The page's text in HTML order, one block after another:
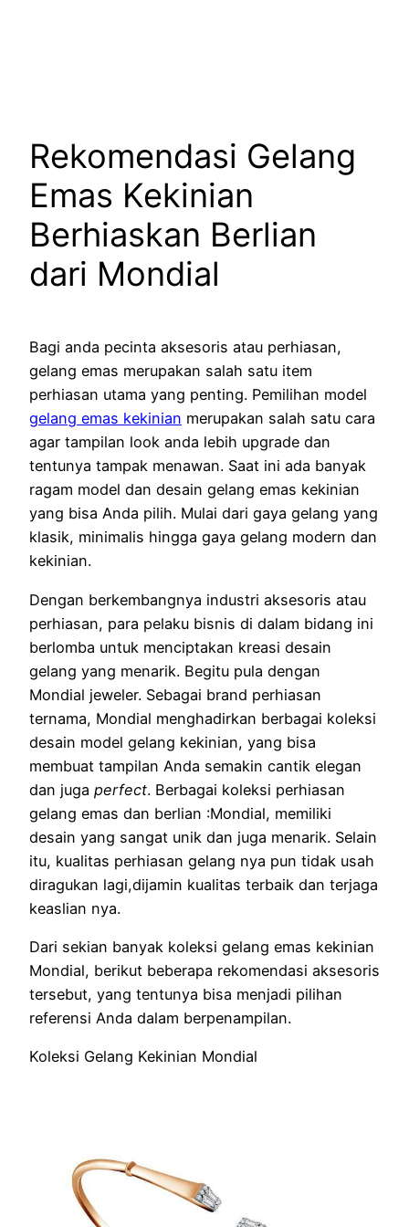
Rekomendasi Gelang
Emas Kekinian
Berhiaskan Berlian
dari Mondial
Bagi anda pecinta aksesoris atau perhiasan,
gelang emas merupakan salah satu item
perhiasan utama yang penting. Pemilihan model
gelang emas kekinian merupakan salah satu cara
agar tampilan look anda lebih upgrade dan
tentunya tampak menawan. Saat ini ada banyak
ragam model dan desain gelang emas kekinian
yang bisa Anda pilih. Mulai dari gaya gelang yang
klasik, minimalis hingga gaya gelang modern dan
kekinian.
Dengan berkembangnya industri aksesoris atau
perhiasan, para pelaku bisnis di dalam bidang ini
berlomba untuk menciptakan kreasi desain
gelang yang menarik. Begitu pula dengan
Mondial jeweler. Sebagai brand perhiasan
ternama, Mondial menghadirkan berbagai koleksi
desain model gelang kekinian, yang bisa
membuat tampilan Anda semakin cantik elegan
dan juga perfect. Berbagai koleksi perhiasan
gelang emas dan berlian :Mondial, memiliki
desain yang sangat unik dan juga menarik. Selain
itu, kualitas perhiasan gelang nya pun tidak usah
diragukan lagi,dijamin kualitas terbaik dan terjaga
keaslian nya.
Dari sekian banyak koleksi gelang emas kekinian
Mondial, berikut beberapa rekomendasi aksesoris
tersebut, yang tentunya bisa menjadi pilihan
referensi Anda dalam berpenampilan.
Koleksi Gelang Kekinian Mondial